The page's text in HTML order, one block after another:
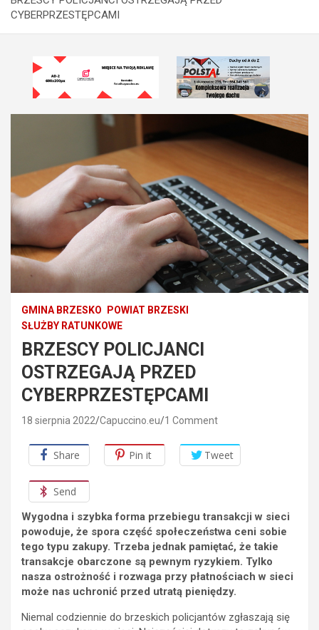
CYBERPRZESTĘPCAMI
GMINA BRZESKO
POWIAT BRZESKI
SŁUŻBY RATUNKOWE
BRZESCY POLICJANCI
OSTRZEGAJĄ PRZED
CYBERPRZESTĘPCAMI
18 sierpnia 2022 Capuccino.eu 1 Comment
Share Pin it Tweet
Send
Wygodna i szybka forma przebiegu transakcji w sieci
powoduje, że spora część społeczeństwa ceni sobie
tego typu zakupy. Trzeba jednak pamiętać, że takie
transakcje obarczone są pewnym ryzykiem. Tylko
nasza ostrożność i rozwaga przy płatnościach w sieci
może nas uchronić przed utratą pieniędzy.
Niemal codziennie do brzeskich policjantów zgłaszają się